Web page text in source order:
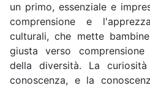
un primo, essenziale e
comprensione e
culturali, che mette
giusta verso
della diversità. La
conoscenza, e la